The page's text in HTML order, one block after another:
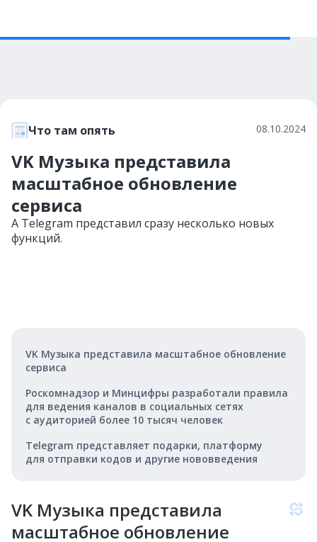
Что там опять 08.10.2024
VK Музыка представила
масштабное обновление
сервиса
А Telegram представил сразу несколько новых
функций.
VK Музыка представила масштабное обновление
сервиса
Роскомнадзор и Минцифры разработали правила
для ведения каналов в социальных сетях
с аудиторией более 10 тысяч человек
Telegram представляет подарки, платформу
для отправки кодов и другие нововведения
VK Музыка представила
масштабное обновление